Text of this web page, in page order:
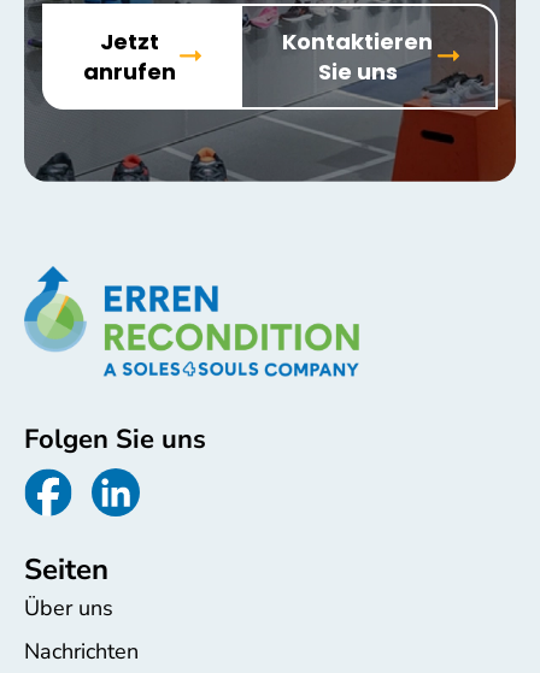
Jetzt
anrufen
Kontaktieren
Sie uns
Folgen Sie uns
Seiten
Über uns
Nachrichten